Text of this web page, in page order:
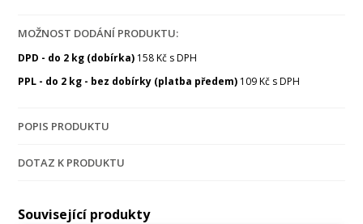
MOŽNOST DODÁNÍ PRODUKTU:
DPD - do 2 kg (dobírka) 158 Kč s DPH
PPL - do 2 kg - bez dobírky (platba předem) 109 Kč s DPH
POPIS PRODUKTU
DOTAZ K PRODUKTU
Související produkty